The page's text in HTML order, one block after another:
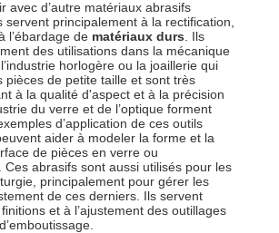
avec d’autre matériaux abrasifs
servent principalement à la rectification,
l’ébardage de matériaux durs . Ils
des utilisations dans la mécanique
horlogère ou la joaillerie qui
pièces de petite taille et sont très
à la qualité d'aspect et à la précision
du verre et de l’optique forment
d’application de ces outils
aider à modeler la forme et la
de pièces en verre ou
Ces abrasifs sont aussi utilisés pour les
principalement pour gérer les
de ces derniers. Ils servent
et à l’ajustement des outillages